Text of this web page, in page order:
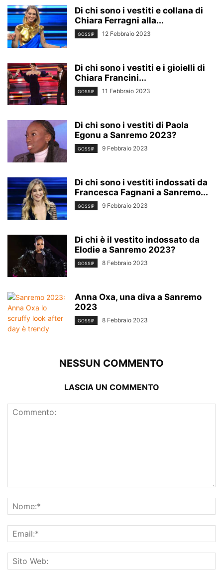
Di chi sono i vestiti e collana di
Chiara Ferragni alla...
GOSSIP 12 Febbraio 2023
Di chi sono i vestiti e i gioielli di
Chiara Francini...
GOSSIP 11 Febbraio 2023
Di chi sono i vestiti di Paola
Egonu a Sanremo 2023?
GOSSIP 9 Febbraio 2023
Di chi sono i vestiti indossati da
Francesca Fagnani a Sanremo...
GOSSIP 9 Febbraio 2023
Di chi è il vestito indossato da
Elodie a Sanremo 2023?
GOSSIP 8 Febbraio 2023
Anna Oxa, una diva a Sanremo
2023
GOSSIP 8 Febbraio 2023
NESSUN COMMENTO
LASCIA UN COMMENTO